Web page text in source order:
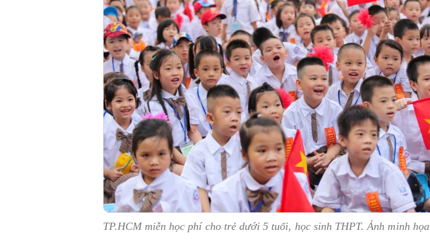
TP.HCM miễn học phí cho trẻ dưới 5 tuổi, học sinh THPT. Ảnh minh họa